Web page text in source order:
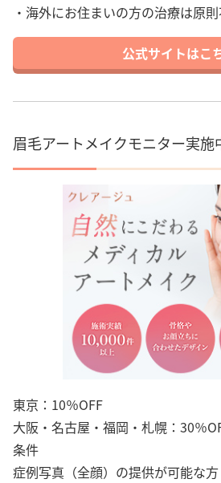
・海外にお住まいの方の治療は原
公式サイトはこ
眉毛アートメイクモニター実施
東京：10％OFF
大阪・名古屋・福岡・札幌：30％
条件
症例写真（全顔）の提供が可能な方